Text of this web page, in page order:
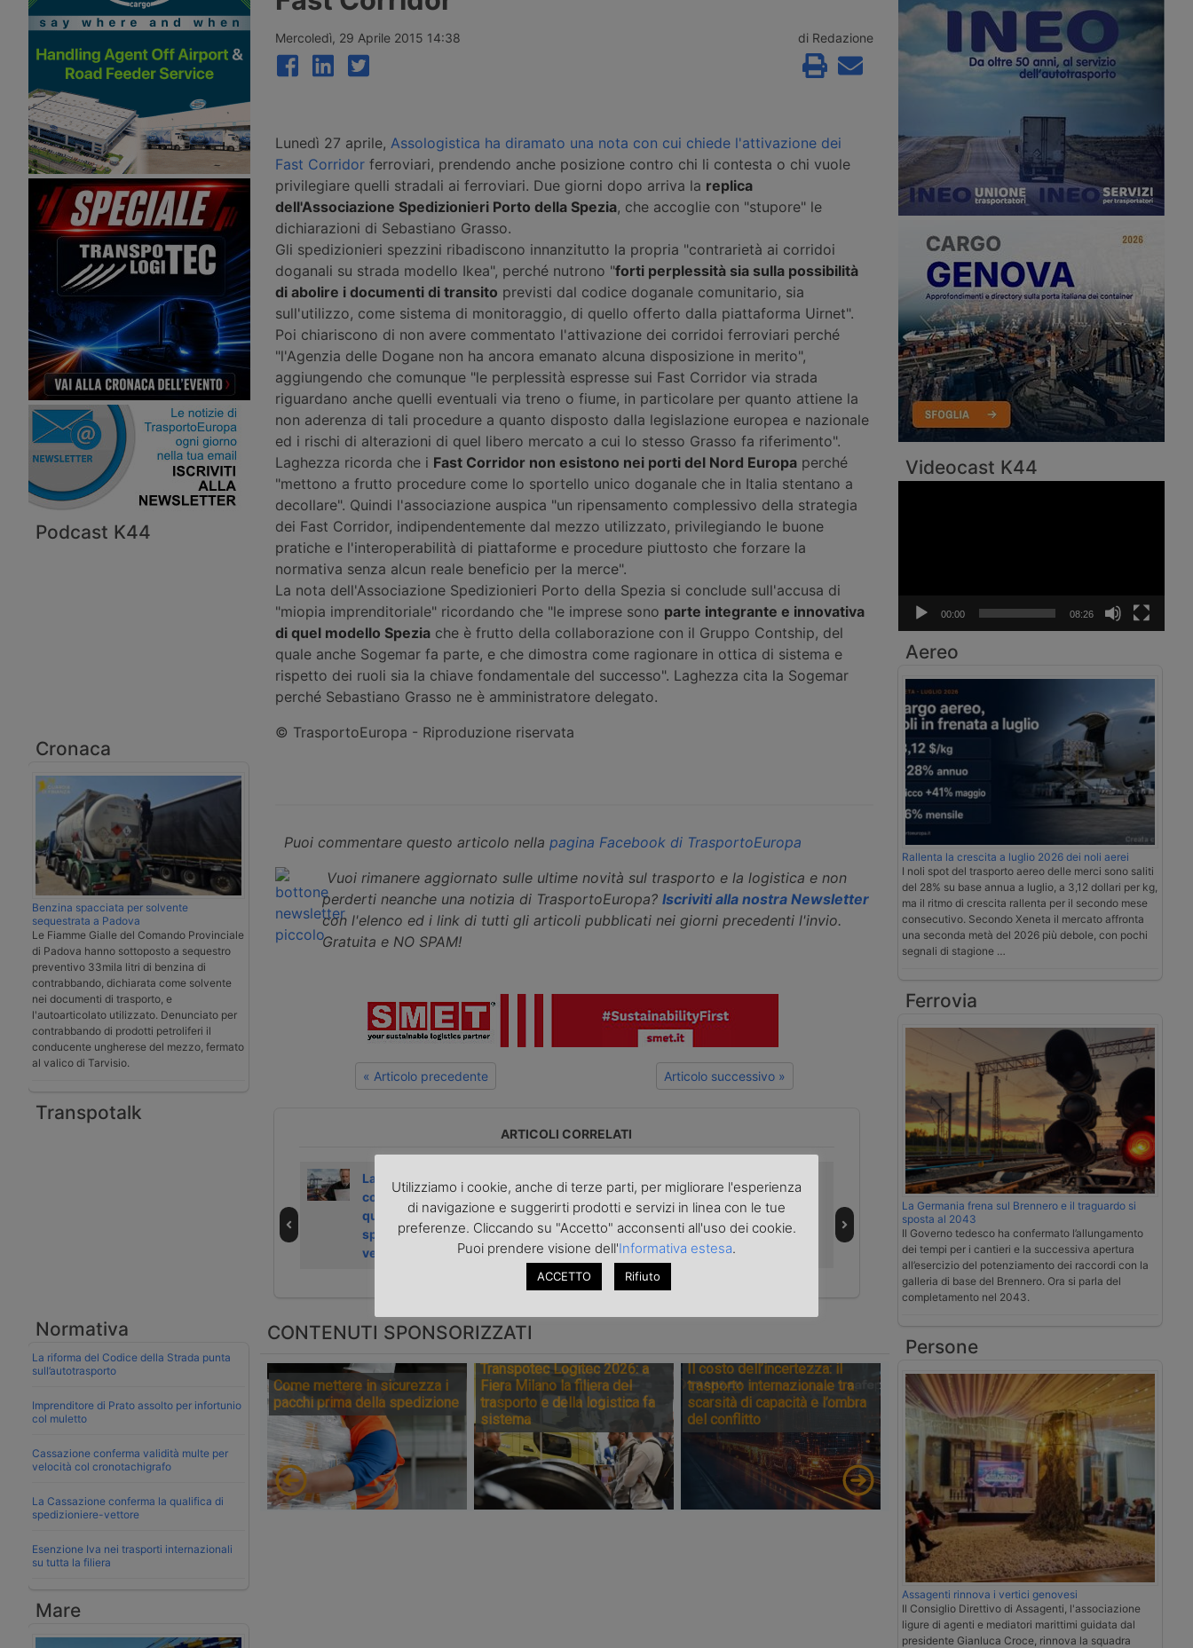
costringendo le centrali energetiche
di Cernavodă, Paks e Djerdap a
ridurre la produzione di energia, con
perdite già quantificate per i gruppi
Verbund ed Edf.
con carichi ridotti a un quinto, i noli
fluviali sono più che triplicati e i
flussi merci si spostano su strada e
rotaia.
bacino finora considerato al riparo
dal conflitto. La riclassificazione del
Corridor, la rotta Cina-Europa che
usa questo bacino. Rischio di
l’ingresso di FS Logistix nella
compagine. Nel 2025 la rete ha
movimentato oltre 18 milioni di
tonnellate di merci su ferro, quasi il
95% del traffico ferroviario regionale.
Podcast K44
Cronaca
Benzina spacciata per solvente
sequestrata a Padova
Le Fiamme Gialle del Comando Provinciale
di Padova hanno sottoposto a sequestro
preventivo 33mila litri di benzina di
contrabbando, dichiarata come solvente
nei documenti di trasporto, e
l'autoarticolato utilizzato. Denunciato per
contrabbando di prodotti petroliferi il
conducente ungherese del mezzo, fermato
al valico di Tarvisio.
Transpotalk
Normativa
La riforma del Codice della Strada punta
sull’autotrasporto
Imprenditore di Prato assolto per infortunio
col muletto
Cassazione conferma validità multe per
velocità col cronotachigrafo
La Cassazione conferma la qualifica di
spedizioniere-vettore
Esenzione Iva nei trasporti internazionali
su tutta la filiera
Mare
Mercoledì, 29 Aprile 2015 14:38 di Redazione
Lunedì 27 aprile, Assologistica ha diramato una nota con cui chiede l'attivazione dei
Fast Corridor ferroviari, prendendo anche posizione contro chi li contesta o chi vuole
privilegiare quelli stradali ai ferroviari. Due giorni dopo arriva la replica
dell'Associazione Spedizionieri Porto della Spezia, che accoglie con "stupore" le
dichiarazioni di Sebastiano Grasso.
Gli spedizionieri spezzini ribadiscono innanzitutto la propria "contrarietà ai corridoi
doganali su strada modello Ikea", perché nutrono "forti perplessità sia sulla possibilità
di abolire i documenti di transito previsti dal codice doganale comunitario, sia
sull'utilizzo, come sistema di monitoraggio, di quello offerto dalla piattaforma Uirnet".
Poi chiariscono di non avere commentato l'attivazione dei corridoi ferroviari perché
"l'Agenzia delle Dogane non ha ancora emanato alcuna disposizione in merito",
aggiungendo che comunque "le perplessità espresse sui Fast Corridor via strada
riguardano anche quelli eventuali via treno o fiume, in particolare per quanto attiene la
non aderenza di tali procedure a quanto disposto dalla legislazione europea e nazionale
ed i rischi di alterazioni di quel libero mercato a cui lo stesso Grasso fa riferimento".
Laghezza ricorda che i Fast Corridor non esistono nei porti del Nord Europa perché
"mettono a frutto procedure come lo sportello unico doganale che in Italia stentano a
decollare". Quindi l'associazione auspica "un ripensamento complessivo della strategia
dei Fast Corridor, indipendentemente dal mezzo utilizzato, privilegiando le buone
pratiche e l'interoperabilità di piattaforme e procedure piuttosto che forzare la
normativa senza alcun reale beneficio per la merce".
La nota dell'Associazione Spedizionieri Porto della Spezia si conclude sull'accusa di
"miopia imprenditoriale" ricordando che "le imprese sono parte integrante e innovativa
di quel modello Spezia che è frutto della collaborazione con il Gruppo Contship, del
quale anche Sogemar fa parte, e che dimostra come ragionare in ottica di sistema e
rispetto dei ruoli sia la chiave fondamentale del successo". Laghezza cita la Sogemar
perché Sebastiano Grasso ne è amministratore delegato.
© TrasportoEuropa - Riproduzione riservata
Puoi commentare questo articolo nella pagina Facebook di TrasportoEuropa
Vuoi rimanere aggiornato sulle ultime novità sul trasporto e la logistica e non
perderti neanche una notizia di TrasportoEuropa? Iscriviti alla nostra Newsletter
con l'elenco ed i link di tutti gli articoli pubblicati nei giorni precedenti l'invio.
Gratuita e NO SPAM!
« Articolo precedente Articolo successivo »
ARTICOLI CORRELATI
La Cassazione
conferma la
qualifica di
spedizioniere-
vettore
della Spezia
chiedono
interventi sullo
scambio
container
al Fast Corridor
italiano
Il commercio
estero spinge la
logistica, ma
mancano i
lavoratori
Fercam potenzia
le spedizioni con
Shado
Forwarding
CONTENUTI SPONSORIZZATI
Come mettere in sicurezza i
pacchi prima della spedizione
Transpotec Logitec 2026: a
Fiera Milano la filiera del
trasporto e della logistica fa
sistema
Il costo dell’incertezza: il
trasporto internazionale tra
scarsità di capacità e l’ombra
del conflitto
Videocast K44
00:00 08:26
Aereo
Rallenta la crescita a luglio 2026 dei noli aerei
I noli spot del trasporto aereo delle merci sono saliti
del 28% su base annua a luglio, a 3,12 dollari per kg,
ma il ritmo di crescita rallenta per il secondo mese
consecutivo. Secondo Xeneta il mercato affronta
una seconda metà del 2026 più debole, con pochi
segnali di stagione …
Ferrovia
La Germania frena sul Brennero e il traguardo si
sposta al 2043
Il Governo tedesco ha confermato l’allungamento
dei tempi per i cantieri e la successiva apertura
all’esercizio del potenziamento dei raccordi con la
galleria di base del Brennero. Ora si parla del
completamento nel 2043.
Persone
Assagenti rinnova i vertici genovesi
Il Consiglio Direttivo di Assagenti, l'associazione
ligure di agenti e mediatori marittimi guidata dal
presidente Gianluca Croce, rinnova la squadra
Utilizziamo i cookie, anche di terze parti, per migliorare l'esperienza
di navigazione e suggerirti prodotti e servizi in linea con le tue
preferenze. Cliccando su "Accetto" acconsenti all'uso dei cookie.
Puoi prendere visione dell'Informativa estesa.
ACCETTO Rifiuto